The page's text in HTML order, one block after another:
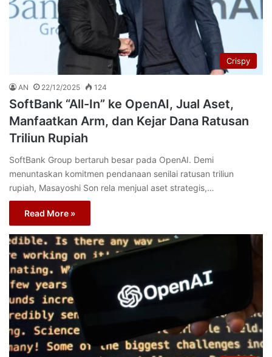
Crispy
AN 22/12/2025 124
SoftBank “All-In” ke OpenAI, Jual Aset,
Manfaatkan Arm, dan Kejar Dana Ratusan
Triliun Rupiah
SoftBank Group bertaruh besar pada OpenAI. Demi
menuntaskan komitmen pendanaan senilai ratusan triliun
rupiah, Masayoshi Son rela menjual aset strategis,…
Read More »